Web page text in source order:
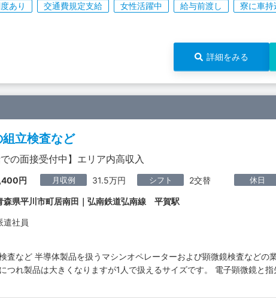
あり 交通費規定支給 女性活躍中 給与前渡し
寮に車持
詳細をみる
立検査など
での面接受付中】エリア内高収入
円 月収例 31.5万円 シフト 2交替 休日
森県平川市町居南田｜弘南鉄道弘南線 平賀駅
遣社員
査など 半導体製品を扱うマシンオペレーターおよび顕微鏡検査などの
つれ製品は大きくなりますが1人で扱えるサイズです。 電子顕微鏡と